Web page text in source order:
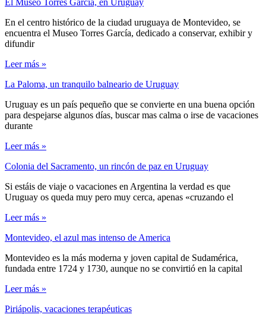
El Museo Torres García, en Uruguay
En el centro histórico de la ciudad uruguaya de Montevideo, se
encuentra el Museo Torres García, dedicado a conservar, exhibir y
difundir
Leer más »
La Paloma, un tranquilo balneario de Uruguay
Uruguay es un país pequeño que se convierte en una buena opción
para despejarse algunos días, buscar mas calma o irse de vacaciones
durante
Leer más »
Colonia del Sacramento, un rincón de paz en Uruguay
Si estáis de viaje o vacaciones en Argentina la verdad es que
Uruguay os queda muy pero muy cerca, apenas «cruzando el
Leer más »
Montevideo, el azul mas intenso de America
Montevideo es la más moderna y joven capital de Sudamérica,
fundada entre 1724 y 1730, aunque no se convirtió en la capital
Leer más »
Piriápolis, vacaciones terapéuticas